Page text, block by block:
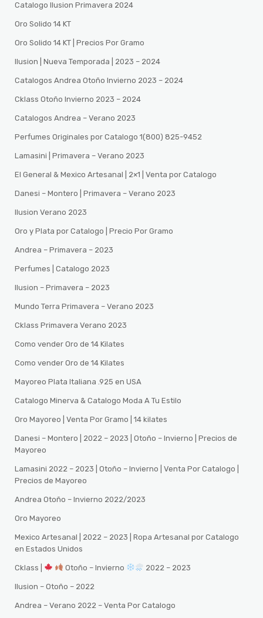
Catalogo Ilusion Primavera 2024
Oro Solido 14 KT
Oro Solido 14 KT | Precios Por Gramo
Ilusion | Nueva Temporada | 2023 – 2024
Catalogos Andrea Otoño Invierno 2023 – 2024
Cklass Otoño Invierno 2023 – 2024
Catalogos Andrea – Verano 2023
Perfumes Originales por Catalogo 1(800) 825-9452
Lamasini | Primavera – Verano 2023
El General & Mexico Artesanal | 2×1 | Venta por Catalogo
Danesi – Montero | Primavera – Verano 2023
Ilusion Verano 2023
Oro y Plata por Catalogo | Precio Por Gramo
Andrea – Primavera – 2023
Perfumes | Catalogo 2023
Ilusion – Primavera – 2023
Mundo Terra Primavera – Verano 2023
Cklass Primavera Verano 2023
Como vender Oro de 14 Kilates
Como vender Oro de 14 Kilates
Mayoreo Plata Italiana .925 en USA
Catalogo Minerva & Catalogo Moda A Tu Estilo
Oro Mayoreo | Venta Por Gramo | 14 kilates
Danesi – Montero | 2022 – 2023 | Otoño – Invierno | Precios de
Mayoreo
Lamasini 2022 – 2023 | Otoño – Invierno | Venta Por Catalogo |
Precios de Mayoreo
Andrea Otoño – Invierno 2022/2023
Oro Mayoreo
Mexico Artesanal | 2022 – 2023 | Ropa Artesanal por Catalogo
en Estados Unidos
Cklass | Otoño – Invierno 2022 – 2023
Ilusion – Otoño – 2022
Andrea – Verano 2022 – Venta Por Catalogo